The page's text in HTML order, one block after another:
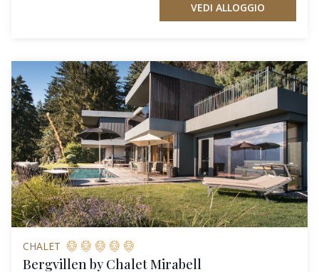
VEDI ALLOGGIO
CHALET
Bergvillen by Chalet Mirabell